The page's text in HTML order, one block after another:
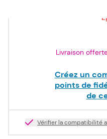
Livraison
Créez un
points de
de
Vérifier la compatibilité